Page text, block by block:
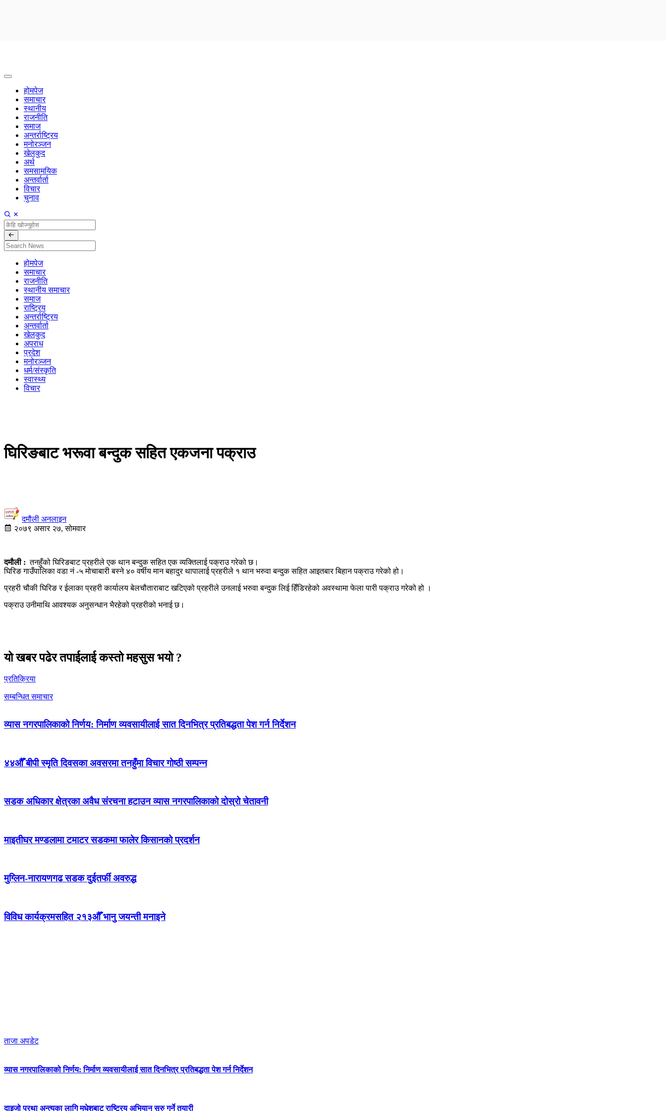
होमपेज
समाचार
स्थानीय
राजनीति
समाज
अन्तर्राष्ट्रिय
मनोरञ्जन
खेलकुद
अर्थ
समसामयिक
अन्तर्वार्ता
विचार
चुनाव
होमपेज
समाचार
राजनीति
स्थानीय समाचार
समाज
राष्ट्रिय
अन्तर्राष्ट्रिय
अन्तर्वार्ता
खेलकुद
अपराध
प्रदेश
मनोरञ्जन
धर्म/संस्कृति
स्वास्थ्य
विचार
घिरिङबाट भरूवा बन्दुक सहित एकजना पक्राउ
दमौली अनलाइन
२०७९ असार २७, सोमवार
दमौली : तनहुँको घिरिङबाट प्रहरीले एक थान बन्दुक सहित एक व्यक्तिलाई पक्राउ गरेको छ।
घिरिङ गाउँपालिका वडा नं -५ मोचाबारी बस्ने ४० वर्षीय मान बहादुर थापालाई प्रहरीले १ थान भरुवा बन्दुक सहित आइतबार बिहान पक्राउ गरेको हो।
प्रहरी चौकी घिरिङ र ईलाका प्रहरी कार्यालय बेलचौताराबाट खटिएको प्रहरीले उनलाई भरुवा बन्दुक लिई हिँडिरहेको अवस्थामा फेला पारी पक्राउ गरेको हो ।
पक्राउ उनीमाथि आवश्यक अनुसन्धान भैरहेको प्रहरीको भनाई छ।
यो खबर पढेर तपाईलाई कस्तो महसुस भयो ?
प्रतिक्रिया
सम्बन्धित समाचार
व्यास नगरपालिकाको निर्णय: निर्माण व्यवसायीलाई सात दिनभित्र प्रतिबद्धता पेश गर्न निर्देशन
४४औँ बीपी स्मृति दिवसका अवसरमा तनहुँमा विचार गोष्ठी सम्पन्न
सडक अधिकार क्षेत्रका अवैध संरचना हटाउन व्यास नगरपालिकाको दोस्रो चेतावनी
माइतीघर मण्डलामा टमाटर सडकमा फालेर किसानको प्रदर्शन
मुग्लिन-नारायणगढ सडक दुईतर्फी अवरुद्ध
विविध कार्यक्रमसहित २१३औँ भानु जयन्ती मनाइने
ताजा अपडेट
व्यास नगरपालिकाको निर्णय: निर्माण व्यवसायीलाई सात दिनभित्र प्रतिबद्धता पेश गर्न निर्देशन
दाइजो प्रथा अन्त्यका लागि मधेशबाट राष्ट्रिय अभियान सुरु गर्ने तयारी